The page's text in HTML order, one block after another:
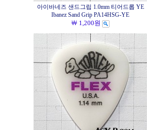
아이바네즈 샌드그립 1.0mm 티어드롭 YE
Ibanez Sand Grip PA14HSG-YE
￦ 1,200원